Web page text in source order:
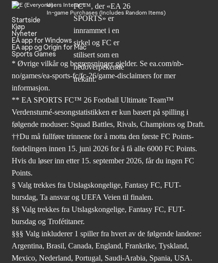
Users Interact
In-game Purchases (Includes Random Items)
Startside
Kjøp
Nyheter
EA app for Windows
EA app og Origin for Mac
Sports Games
* Øvrige vilkår og begrensninger gjelder. Se ea.com/nb-
no/games/ea-sports-fc/fc-26/game-disclaimers for mer
informasjon.
** EA SPORTS FC™ 26 Football Ultimate Team™
Verdensturné-sesongstatistikken er kun basert på spilling i
følgende moduser: Squad Battles, Rivals, Champions og Draft.
††Du må fullføre trinnene for å motta den første FC Points-
fordelingen innen 15. juni 2026 for å få alle 6000 FC Points.
Hvis du løser inn etter 15. september 2026, får du ingen FC
Points.
§ Valg trekkes fra Utslagskongelige, Fantasy FC, FUT-
bursdag, Ta ansvar og UEFA Veien til finalen.
§§ Valg trekkes fra Utslagskongelige, Fantasy FC, FUT-
bursdag og Trofétitaner.
§§§ Valg inkluderer 1 spiller fra hvert av de følgende landene:
Argentina, Brasil, Canada, England, Frankrike, Tyskland,
Mexico, Nederland, Portugal, Saudi-Arabia, Spania, USA.